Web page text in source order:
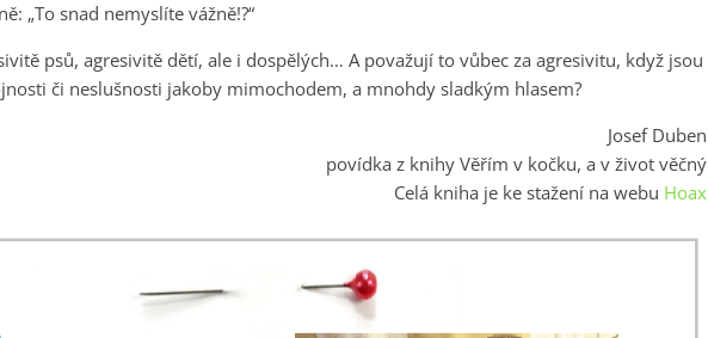
„To snad nemyslíte vážně!?“
psů, agresivitě dětí, ale i dospělých… A považují to vůbec za agresivitu, když jsou
či neslušnosti jakoby mimochodem, a mnohdy sladkým hlasem?
Josef Duben
povídka z knihy Věřím v kočku, a v život věčný
Celá kniha je ke stažení na webu Hoax